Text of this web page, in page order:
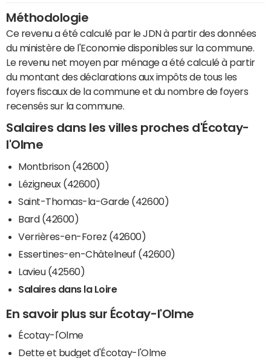
Méthodologie
Ce revenu a été calculé par le JDN à partir des données
du ministère de l'Economie disponibles sur la commune.
Le revenu net moyen par ménage a été calculé à partir
du montant des déclarations aux impôts de tous les
foyers fiscaux de la commune et du nombre de foyers
recensés sur la commune.
Salaires dans les villes proches d'Écotay-
l'Olme
Montbrison (42600)
Lézigneux (42600)
Saint-Thomas-la-Garde (42600)
Bard (42600)
Verrières-en-Forez (42600)
Essertines-en-Châtelneuf (42600)
Lavieu (42560)
Salaires dans la Loire
En savoir plus sur Écotay-l'Olme
Écotay-l'Olme
Dette et budget d'Écotay-l'Olme